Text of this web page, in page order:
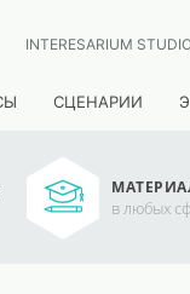
INTERESARIUM
СЦЕНАРИИ
в любых